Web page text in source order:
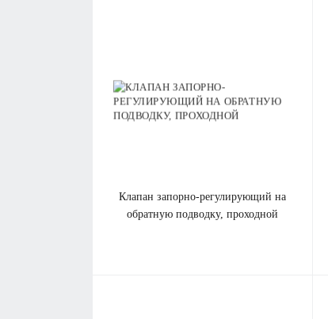
клапан запорно-регулирующий на
обратную подводку, проходной